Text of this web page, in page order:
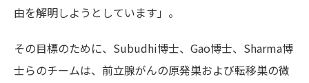
由を解明しようとしています」。
その目標のために、Subudhi博士、Gao博士、Sharma博
士らのチームは、前立腺がんの原発巣および転移巣の微